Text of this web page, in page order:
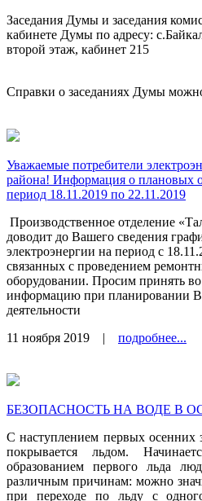
Заседания Думы и заседания
кабинете Думы по адресу:
второй этаж, кабинет 215
Справки о заседаниях Думы
Уважаемые потребители
района! Информация о плановых
период 18.11.2019 по 22.11.2019
Производственное отделение
доводит до Вашего сведения
электроэнергии на период с
связанных с проведением
оборудовании. Просим принять
информацию при планировании
деятельности
11 ноября 2019 | подробнее...
БЕЗОПАСНОСТЬ НА ВОДЕ В
С наступлением первых осенних
покрывается льдом.
образованием первого льда
различным причинам: можно
при переходе по льду с